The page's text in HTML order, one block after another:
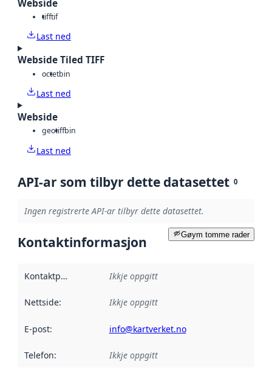
Webside
tifftif
Last ned
Webside Tiled TIFF
octetbin
Last ned
Webside
geotiffbin
Last ned
API-ar som tilbyr dette datasettet 0
Ingen registrerte API-ar tilbyr dette datasettet.
Gøym tomme rader
Kontaktinformasjon
Kontaktpunkt Ikkje oppgitt
Nettside: Ikkje oppgitt
E-post: info@kartverket.no
Telefon: Ikkje oppgitt